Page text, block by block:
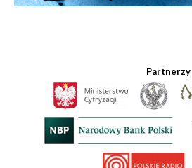
Partnerzy